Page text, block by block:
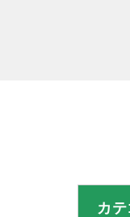
カテ